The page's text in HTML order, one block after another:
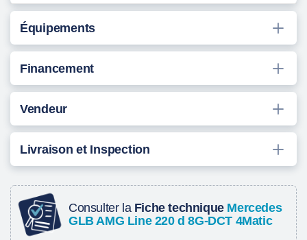
- Rétroviseurs intérieur et extérieurs à commutation jour /
nuit automatique.
- Inserts en finition carbone noir.
- Navigation par disque dur.
- Écran tactile 10.25" avec pavé tactile TOUCHPAD.
- Éclairage d'ambiance modulable.
- Modules de communication LTE pour l'utilisation des
- Banquette arrière rabattable 40/20/40.
- Pré-équipement pour service Live Traffic Information.
- Configuration 5 ou 7 Places.​
Conduite:
- 4 Roues motrices avec pack offroad.
- Choix des modes de conduite Dynamic select.
Équipements
Financement
Vendeur
Livraison et Inspection
Consulter la Fiche technique Mercedes
GLB AMG Line 220 d 8G-DCT 4Matic